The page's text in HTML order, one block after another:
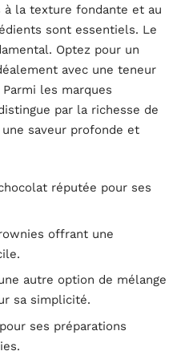
la texture fondante et au
sont essentiels. Le
Optez pour un
avec une teneur
Parmi les marques
par la richesse de
saveur profonde et
réputée pour ses
offrant une
autre option de mélange
sa simplicité.
ses préparations